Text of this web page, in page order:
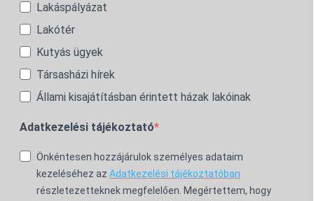
Lakáspályázat
Lakótér
Kutyás ügyek
Társasházi hírek
Állami kisajátításban érintett házak lakóinak
Adatkezelési tájékoztató
Önkéntesen hozzájárulok személyes adataim
kezeléséhez az Adatkezelési tájékoztatóban
részletezetteknek megfelelően. Megértettem, hogy